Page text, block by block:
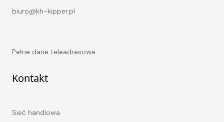
biuro@kh-kipper.pl
Pełne dane teleadresowe
Kontakt
Sieć handlowa